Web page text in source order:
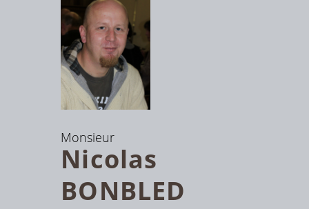
Monsieur
Nicolas
BONBLED